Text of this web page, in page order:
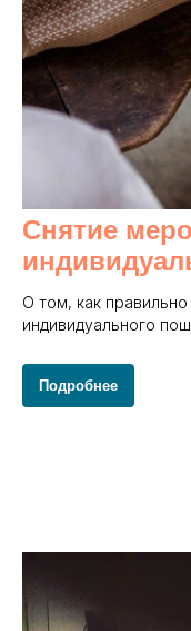
Снятие
О том, как
индивидуального
Подробнее